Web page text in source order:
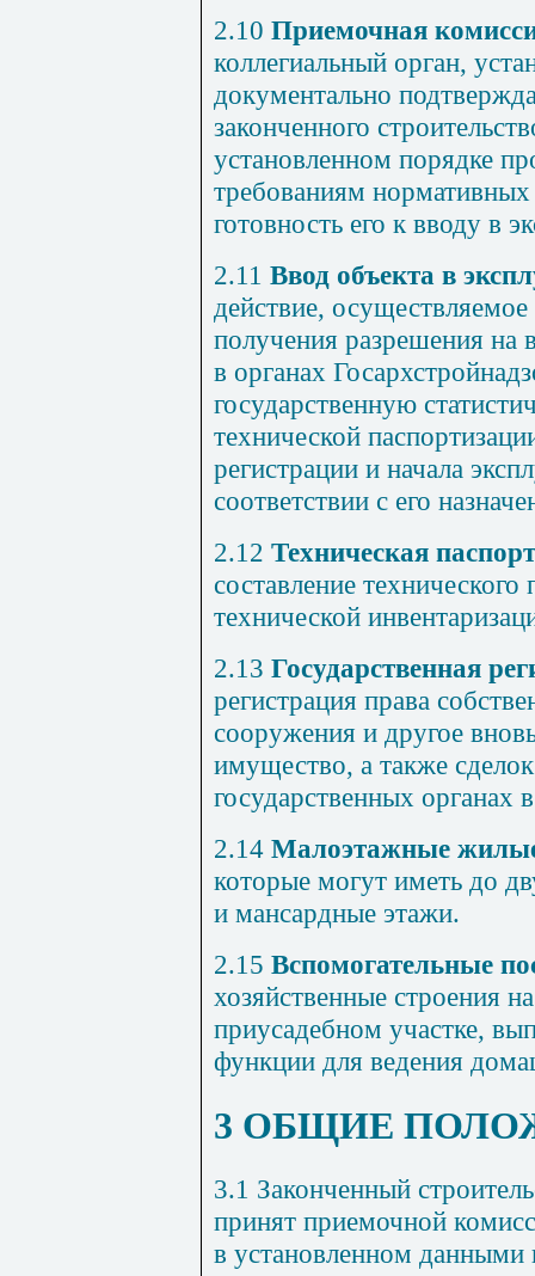
2.10 Приемочная
коллегиальный орган,
документально
законченного
установленном порядке
требованиям
готовность его к вводу в
2.11 Ввод объекта в
действие,
получения разрешения на
в органах
государственную
технической
регистрации и начала
соответствии с его
2.12 Техническая
составление
технической
2.13 Государственная
регистрация права
сооружения и другое
имущество, а также
государственных органах
2.14 Малоэтажные
которые могут иметь до
и мансардные этажи.
2.15 Вспомогательные
хозяйственные строения
приусадебном участке,
функции для ведения
3 ОБЩИЕ
3.1 Законченный
принят приемочной
в установленном